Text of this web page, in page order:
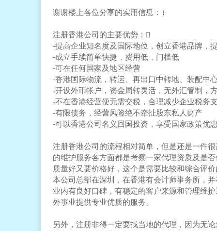
谢谢楼上各位分享的实用信息：）
注册香港公司的主要优势：
-提高企业知名度及国际地位，创立香港品牌，
-成立手续简单快捷，费用低，门槛低
-可在任何国家及地区经营
-香港国际物流，转运、再出口中转地、装配中
-开设外币帐户，资金周转灵活，无外汇管制，
-不在香港经营便无需交税，合理减少企业税务
-有限债务，经营风险绝不牵扯股东私人财产
-可以香港公司名义回国投资，享受国家政策优
注册香港公司的流程相对简单，但是还是一件
的维护服务各方面都是考察一家代理资质及是
质量好又要价格好，这个是需要比较和综合评价
本公司总部在深圳，在香港有会计师事务所，
业内有良好口碑，有稳定的客户来源和管理维
外事业提供专业优质的服务。
另外，注册非得一定要找当地的代理，因为无